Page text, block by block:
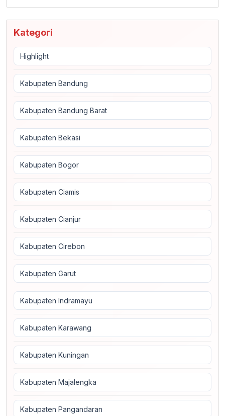
Kategori
Highlight
Kabupaten Bandung
Kabupaten Bandung Barat
Kabupaten Bekasi
Kabupaten Bogor
Kabupaten Ciamis
Kabupaten Cianjur
Kabupaten Cirebon
Kabupaten Garut
Kabupaten Indramayu
Kabupaten Karawang
Kabupaten Kuningan
Kabupaten Majalengka
Kabupaten Pangandaran